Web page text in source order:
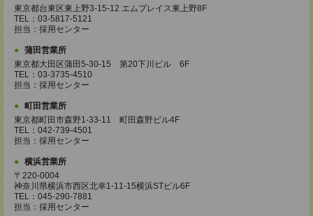
東京都台東区東上野3-15-12 エムプレイス東上野8F
TEL：03-5817-5121
担当：採用センター
蒲田営業所
東京都大田区蒲田5-30-15 第20下川ビル 6F
TEL：03-3735-4510
担当：採用センター
町田営業所
東京都町田市森野1-33-11 町田森野ビル4F
TEL：042-739-4501
担当：採用センター
横浜営業所
〒220-0004
神奈川県横浜市西区北幸1-11-15横浜STビル6F
TEL：045-290-7881
担当：採用センター